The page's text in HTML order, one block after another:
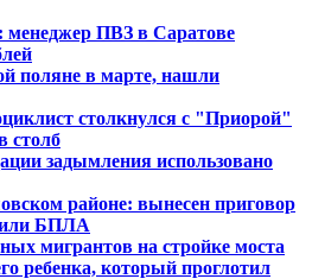
менеджер ПВЗ в Саратове
поляне в марте, нашли
столкнулся с "Приорой"
столб
задымления использовано
районе: вынесен приговор
БПЛА
мигрантов на стройке моста
ребенка, который проглотил